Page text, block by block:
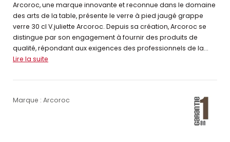
Arcoroc, une marque innovante et reconnue dans le domaine
des arts de la table, présente le verre à pied jaugé grappe
verre 30 cl V.juliette Arcoroc. Depuis sa création, Arcoroc se
distingue par son engagement à fournir des produits de
qualité, répondant aux exigences des professionnels de la...
Lire la suite
Marque : Arcoroc